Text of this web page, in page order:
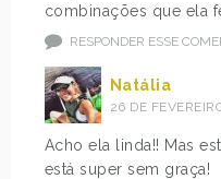
combinações que ela
RESPONDER ESSE
Natália
26 DE
Acho ela linda!! Mas
está super sem graça!